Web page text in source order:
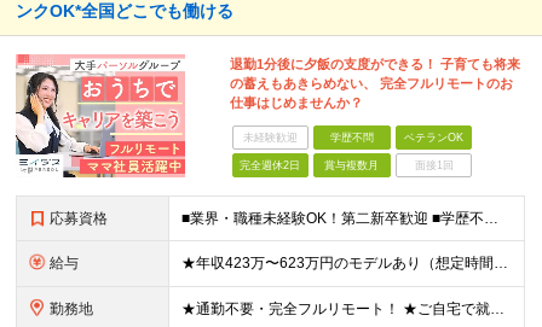
ンクOK*全国どこでも働ける
退勤1分後に夕飯の支度ができる！ 子育ても将来
の蓄えもあきらめない、 完全フルリモートのお
仕事はじめませんか？
未経験歓迎 学歴不問 ベテランOK
完全週休2日 賞与複数月 面接1回
応募資格 ■業界・職種未経験OK！第二新卒歓迎 ■学歴不問 ■営業や販売サービス業・カスタマーサポートなど、顧客折衝経験をお持ちの方 ＜契約更新あり＞ 初回2ヵ月、2回目3ヵ月、3回目以降6ヵ月 ※目標の達
給与 ★年収423万〜623万円のモデルあり（想定時間外手当10時間分含む） ★半年に一度ドカンと支給のボーナスあり（半年に1度最大150万円） 月給25万円〜＋各種手当＋インセンティブ ＊リモートワーク
勤務地 ★通勤不要・完全フルリモート！ ★ご自宅で就業いただきます ……………………………………… 東京都品川区北品川5-1-18 住友不動産大崎ツインビル東館 ┗JR山手線・埼京線・湘南新宿ライン・りんかい